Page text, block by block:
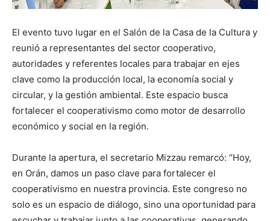
El evento tuvo lugar en el Salón de la Casa de la Cultura y
reunió a representantes del sector cooperativo,
autoridades y referentes locales para trabajar en ejes
clave como la producción local, la economía social y
circular, y la gestión ambiental. Este espacio busca
fortalecer el cooperativismo como motor de desarrollo
económico y social en la región.
Durante la apertura, el secretario Mizzau remarcó: “Hoy,
en Orán, damos un paso clave para fortalecer el
cooperativismo en nuestra provincia. Este congreso no
solo es un espacio de diálogo, sino una oportunidad para